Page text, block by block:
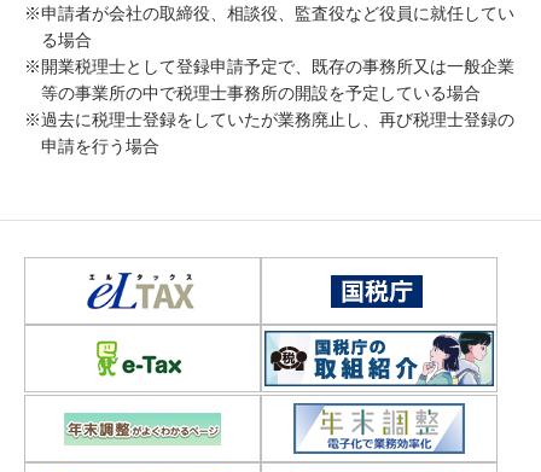
※申請者が会社の取締役、相談役、監査役など役員に就任してい
る場合
※ 開業税理士として登録申請予定で、既存の事務所又は一般企業
等の事業所の中で税理士事務所の開設を予定している場合
※過去に税理士登録をしていたが業務廃止し、再び税理士登録の
申請を行う場合